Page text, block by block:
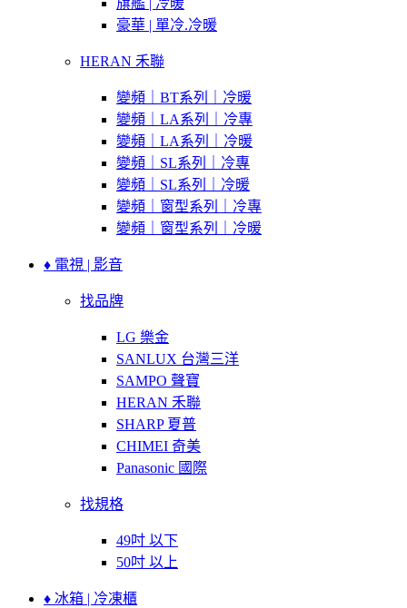
旗艦 | 冷暖
豪華 | 單冷.冷暖
HERAN 禾聯
變頻｜BT系列｜冷暖
變頻｜LA系列｜冷專
變頻｜LA系列｜冷暖
變頻｜SL系列｜冷專
變頻｜SL系列｜冷暖
變頻｜窗型系列｜冷專
變頻｜窗型系列｜冷暖
♦ 電視 | 影音
找品牌
LG 樂金
SANLUX 台灣三洋
SAMPO 聲寶
HERAN 禾聯
SHARP 夏普
CHIMEI 奇美
Panasonic 國際
找規格
49吋 以下
50吋 以上
♦ 冰箱 | 冷凍櫃